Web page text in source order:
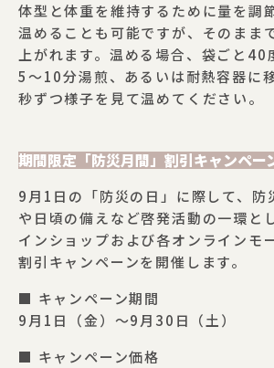
体型と体重を維持するために量を調
温めることも可能ですが、そのまま
上がれます。温める場合、袋ごと40
5〜10分湯煎、あるいは耐熱容器に
秒ずつ様子を見て温めてください。
期間限定「防災月間」割引キャンペー
9月1日の「防災の日」に際して、防
や日頃の備えなど啓発活動の一環と
インショップおよび各オンラインモ
割引キャンペーンを開催します。
■ キャンペーン期間
9月1日（金）〜9月30日（土）
■ キャンペーン価格